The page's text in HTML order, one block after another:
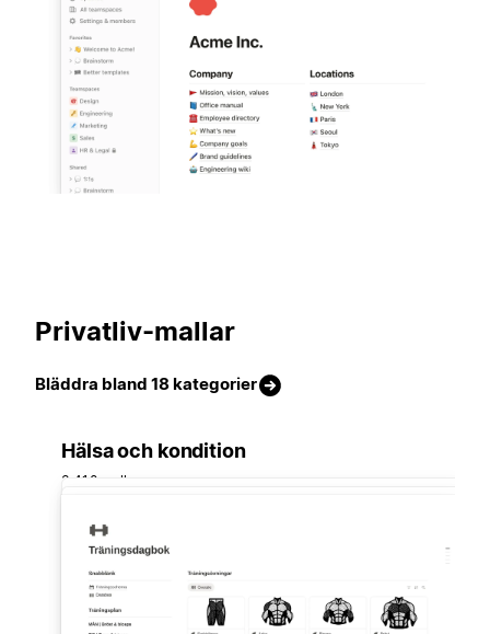
Privatliv-mallar
Bläddra bland 18 kategorier
Hälsa och kondition
3 410 mallar